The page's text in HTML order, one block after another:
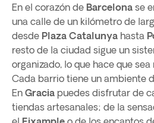
En el corazón de Barcelona se
una calle de un kilómetro de
desde Plaza Catalunya hasta
resto de la ciudad sigue un
organizado, lo que hace que
Cada barrio tiene un ambiente
En Gracia puedes disfrutar de
tiendas artesanales; de la